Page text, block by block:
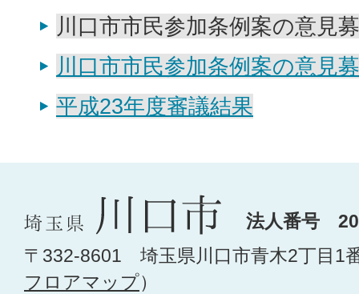
川口市市民参加条例案の意見
川口市市民参加条例案の意見
平成23年度審議結果
法人番号
〒332-8601 埼玉県川口市青木2丁目1
フロアマップ）